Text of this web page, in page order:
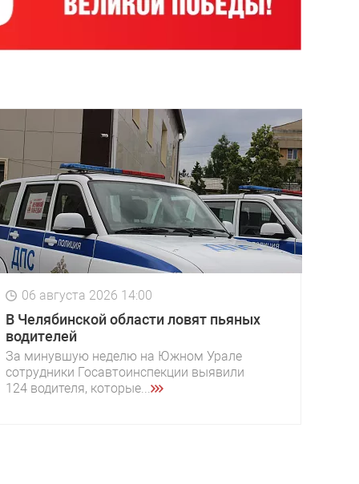
06 августа 2026 14:00
В Челябинской области ловят пьяных
водителей
За минувшую неделю на Южном Урале
сотрудники Госавтоинспекции выявили
124 водителя, которые...